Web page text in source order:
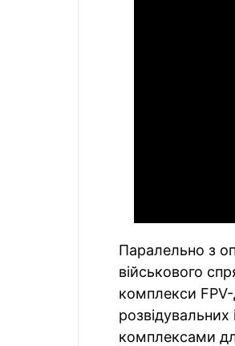
Паралельно з
військового
комплекси FPV-
комплексами